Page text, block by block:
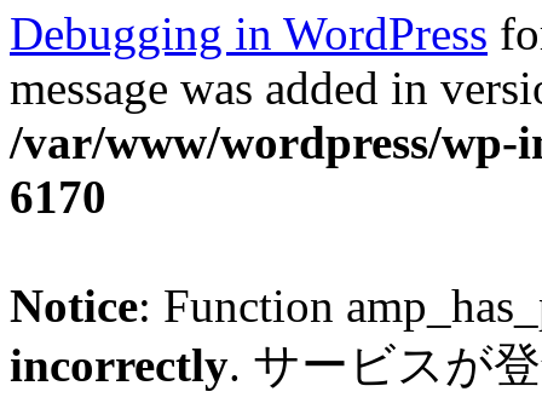
Debugging in WordPress
message was added in
/var/www/wordpress/wp-
6170
Notice: Function
incorrectly. サービスが